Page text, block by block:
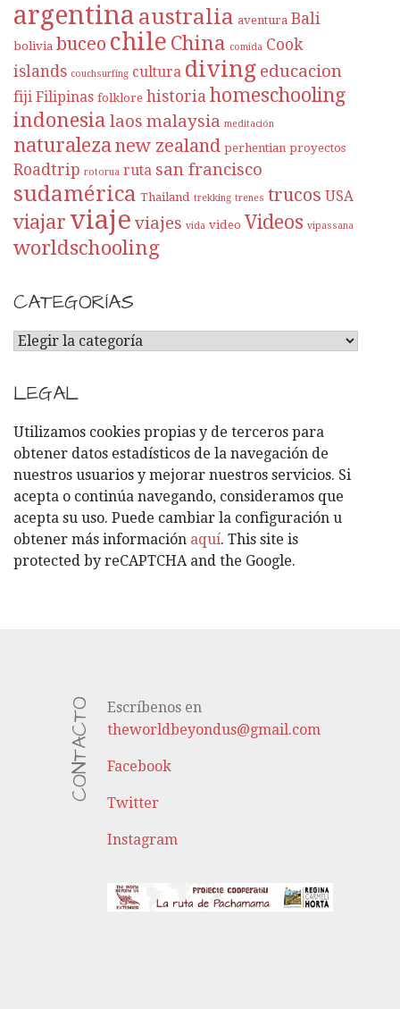
argentina australia aventura Bali
bolivia buceo chile China comida Cook
islands couchsurfing cultura diving educacion
fiji Filipinas folklore historia homeschooling
indonesia laos malaysia meditación
naturalezanew zealand perhentian proyectos
Roadtrip rotorua ruta san francisco
sudamérica Thailand trekking trenes trucos USA
viajar viaje viajes vida video Videos vipassana
worldschooling
CATEGORÍAS
C
T
E
G
O
R
Í
A
S
LEGAL
Utilizamos cookies propias y de terceros para
obtener datos estadísticos de la navegación de
nuestros usuarios y mejorar nuestros servicios. Si
acepta o continúa navegando, consideramos que
acepta su uso. Puede cambiar la configuración u
obtener más información aquí. This site is
protected by reCAPTCHA and the Google.
CONTACTO
Escríbenos en
theworldbeyondus@gmail.com
Facebook
Twitter
Instagram